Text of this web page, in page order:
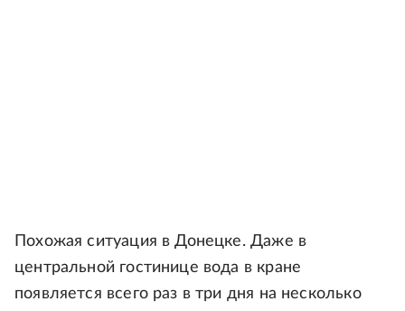
Похожая ситуация в Донецке. Даже в
центральной гостинице вода в кране
появляется всего раз в три дня на несколько